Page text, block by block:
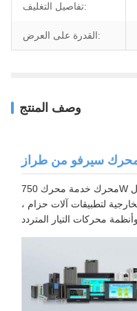
تفاصيل التغليف:
القدرة على العرض:
وصف المنتج
محرك خدمة محرك 750W متقدم مع اتصال RS485 Modbus RTU
، يدعم محركات الفرامل المدمجة / الخارجية لتطبيقات آلات حزام